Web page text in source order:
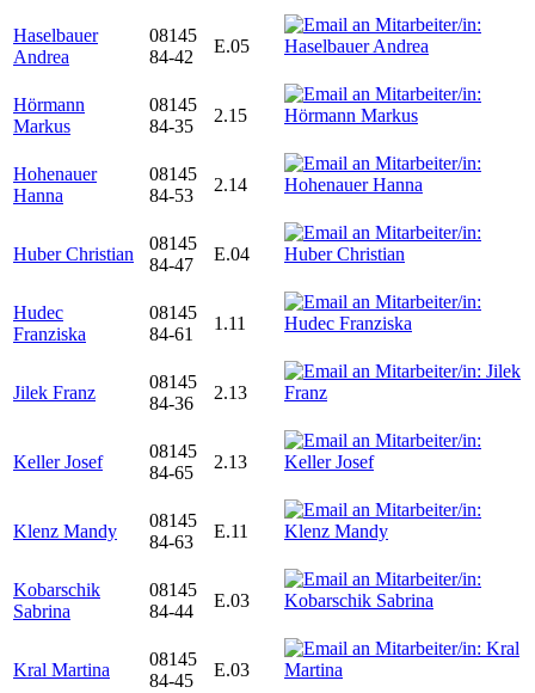
Haselbauer
Andrea
08145
84-42
E.05
Hörmann
Markus
08145
84-35
2.15
Hohenauer
Hanna
08145
84-53
2.14
Huber Christian
08145
84-47
E.04
Hudec
Franziska
08145
84-61
1.11
Jilek Franz
08145
84-36
2.13
Keller Josef
08145
84-65
2.13
Klenz Mandy
08145
84-63
E.11
Kobarschik
Sabrina
08145
84-44
E.03
Kral Martina
08145
84-45
E.03